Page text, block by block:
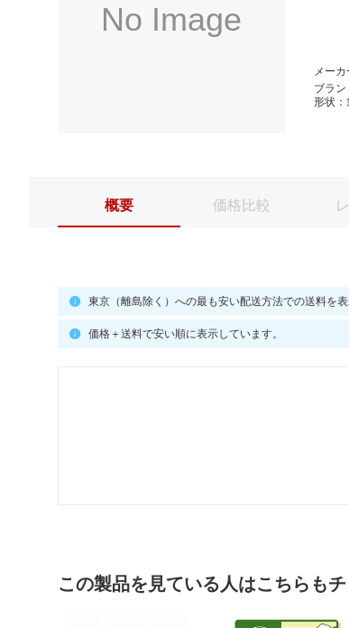
No Image
メーカ
ブラ
形状：
概要 価格比較
東京（離島除く）への最も安い配送方法での送料を
価格＋送料で安い順に表示しています。
この製品を見ている人はこちらも